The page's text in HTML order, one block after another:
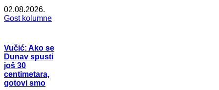
02.08.2026.
Gost kolumne
Vučić: Ako se
Dunav spusti
još 30
centimetara,
gotovi smo